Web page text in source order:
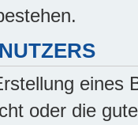
eines
oder die